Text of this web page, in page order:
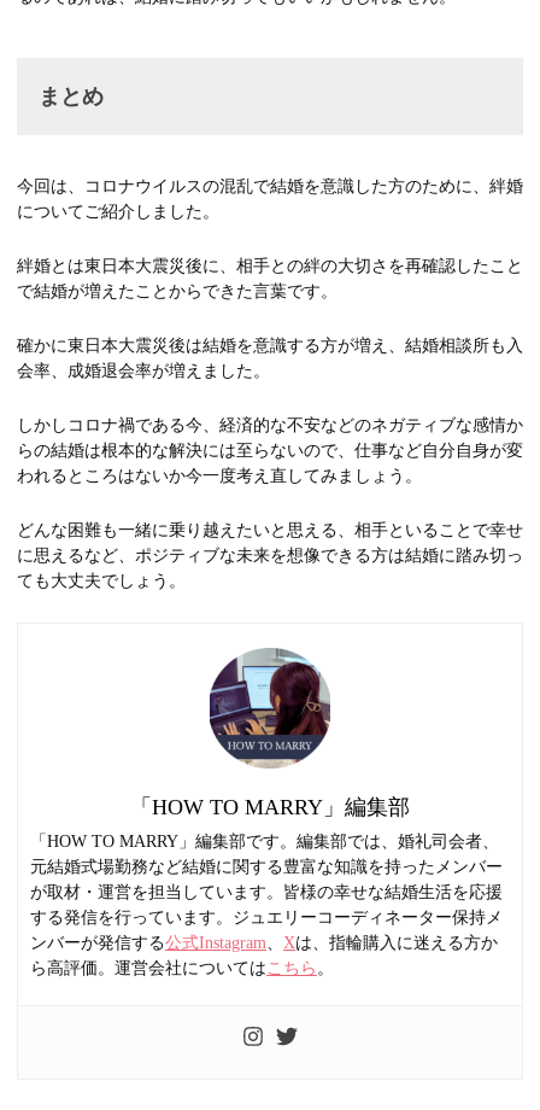
まとめ
今回は、コロナウイルスの混乱で結婚を意識した方のために、絆婚
についてご紹介しました。
絆婚とは東日本大震災後に、相手との絆の大切さを再確認したこと
で結婚が増えたことからできた言葉です。
確かに東日本大震災後は結婚を意識する方が増え、結婚相談所も入
会率、成婚退会率が増えました。
しかしコロナ禍である今、経済的な不安などのネガティブな感情か
らの結婚は根本的な解決には至らないので、仕事など自分自身が変
われるところはないか今一度考え直してみましょう。
どんな困難も一緒に乗り越えたいと思える、相手といることで幸せ
に思えるなど、ポジティブな未来を想像できる方は結婚に踏み切っ
ても大丈夫でしょう。
「HOW TO MARRY」編集部
「HOW TO MARRY」編集部です。編集部では、婚礼司会者、
元結婚式場勤務など結婚に関する豊富な知識を持ったメンバー
が取材・運営を担当しています。皆様の幸せな結婚生活を応援
する発信を行っています。ジュエリーコーディネーター保持メ
ンバーが発信する公式Instagram、 Xは、指輪購入に迷える方か
ら高評価。運営会社については こちら 。